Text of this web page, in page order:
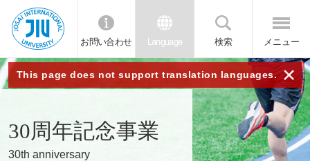
JIU 城西国
際大学
お問い合わせ Language 検索 メニュー
This page does not support translation languages. ×
30周年記念事業
30th anniversary